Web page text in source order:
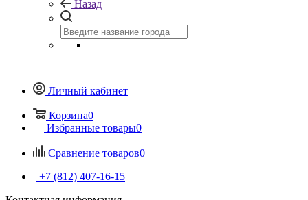
Назад
Личный кабинет
Корзина0
Избранные товары0
Сравнение товаров0
+7 (812) 407-16-15